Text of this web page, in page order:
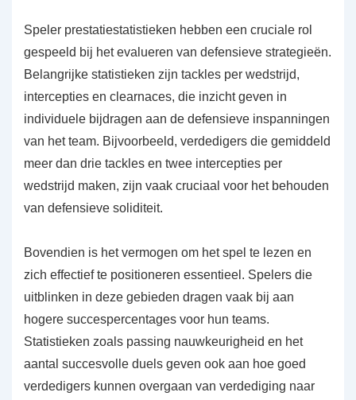
Speler prestatiestatistieken hebben een cruciale rol
gespeeld bij het evalueren van defensieve strategieën.
Belangrijke statistieken zijn tackles per wedstrijd,
intercepties en clearnaces, die inzicht geven in
individuele bijdragen aan de defensieve inspanningen
van het team. Bijvoorbeeld, verdedigers die gemiddeld
meer dan drie tackles en twee intercepties per
wedstrijd maken, zijn vaak cruciaal voor het behouden
van defensieve soliditeit.
Bovendien is het vermogen om het spel te lezen en
zich effectief te positioneren essentieel. Spelers die
uitblinken in deze gebieden dragen vaak bij aan
hogere succespercentages voor hun teams.
Statistieken zoals passing nauwkeurigheid en het
aantal succesvolle duels geven ook aan hoe goed
verdedigers kunnen overgaan van verdediging naar